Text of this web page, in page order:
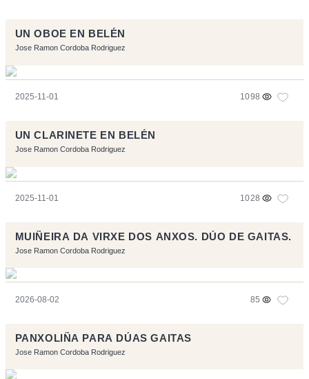
UN OBOE EN BELÉN
Jose Ramon Cordoba Rodriguez
2025-11-01 1098
UN CLARINETE EN BELÉN
Jose Ramon Cordoba Rodriguez
2025-11-01 1028
MUIÑEIRA DA VIRXE DOS ANXOS. DÚO DE GAITAS.
Jose Ramon Cordoba Rodriguez
2026-08-02 85
PANXOLIÑA PARA DÚAS GAITAS
Jose Ramon Cordoba Rodriguez